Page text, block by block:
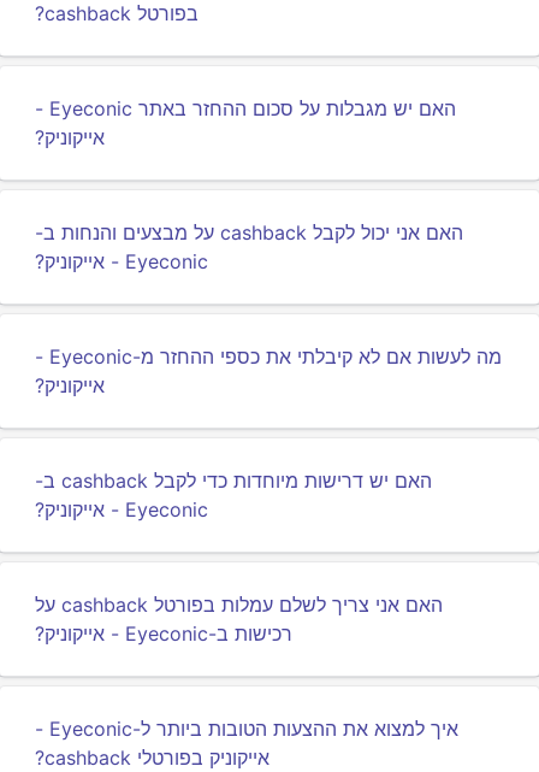
בפורטל cashback?
האם יש מגבלות על סכום ההחזר באתר Eyeconic -
אייקוניק?
האם אני יכול לקבל cashback על מבצעים והנחות ב-
Eyeconic - אייקוניק?
מה לעשות אם לא קיבלתי את כספי ההחזר מ-Eyeconic -
אייקוניק?
האם יש דרישות מיוחדות כדי לקבל cashback ב-
Eyeconic - אייקוניק?
האם אני צריך לשלם עמלות בפורטל cashback על
רכישות ב-Eyeconic - אייקוניק?
איך למצוא את ההצעות הטובות ביותר ל-Eyeconic -
אייקוניק בפורטלי cashback?